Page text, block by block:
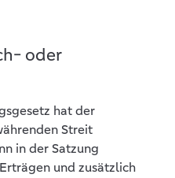
oder
hat der
Streit
in der Satzung
und zusätzlich